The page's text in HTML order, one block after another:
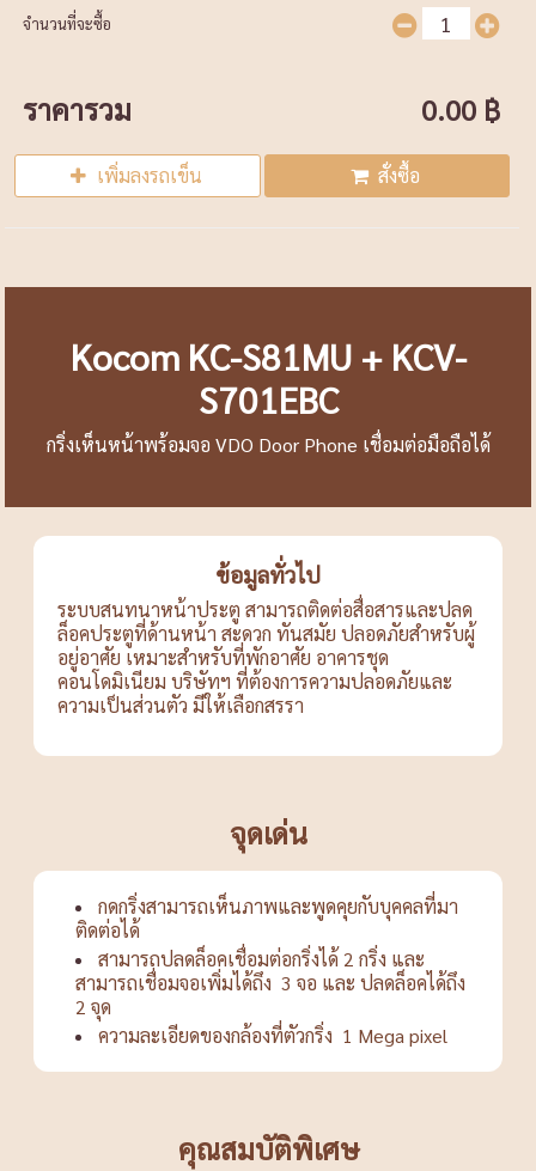
จำนวนที่จะซื้อ
ราคารวม 0.00 ฿
เพิ่มลงรถเข็น สั่งซื้อ
Kocom KC-S81MU + KCV-
S701EBC
กริ่งเห็นหน้าพร้อมจอ VDO Door Phone เชื่อมต่อมือถือได้
ข้อมูลทั่วไป
ระบบสนทนาหน้าประตู สามารถติดต่อสื่อสารและปลด
ล็อคประตูที่ด้านหน้า สะดวก ทันสมัย ปลอดภัยสำหรับผู้
อยู่อาศัย เหมาะสำหรับที่พักอาศัย อาคารชุด
คอนโดมิเนียม บริษัทฯ ที่ต้องการความปลอดภัยและ
ความเป็นส่วนตัว มีให้เลือกสรรา
จุดเด่น
กดกริ่งสามารถเห็นภาพและพูดคุยกับบุคคลที่มา
ติดต่อได้
สามารถปลดล็อคเชื่อมต่อกริ่งได้ 2 กริ่ง และ
สามารถเชื่อมจอเพิ่มได้ถึง 3 จอ และ ปลดล็อคได้ถึง
2 จุด
ความละเอียดของกล้องที่ตัวกริ่ง 1 Mega pixel
คุณสมบัติพิเศษ